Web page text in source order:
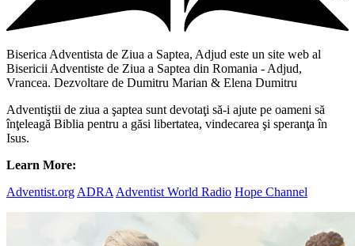
Biserica Adventista de Ziua a Saptea, Adjud este un site web al
Bisericii Adventiste de Ziua a Saptea din Romania - Adjud,
Vrancea. Dezvoltare de Dumitru Marian & Elena Dumitru
Adventiştii de ziua a şaptea sunt devotaţi să-i ajute pe oameni să
înţeleagă Biblia pentru a găsi libertatea, vindecarea şi speranţa în
Isus.
Learn More:
Adventist.org ADRA Adventist World Radio Hope Channel